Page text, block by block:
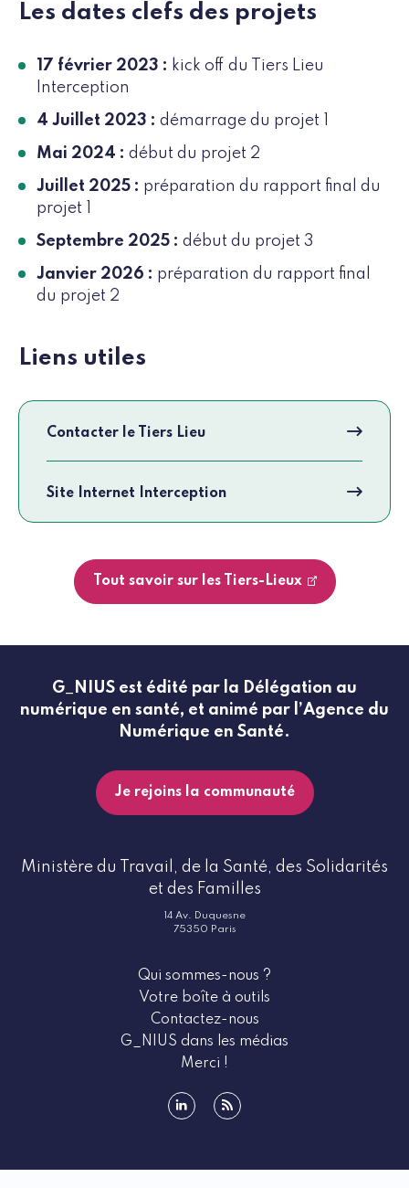
Les dates clefs des projets
17 février 2023 : kick off du Tiers Lieu
Interception
4 Juillet 2023 : démarrage du projet 1
Mai 2024 : début du projet 2
Juillet 2025 : préparation du rapport final du
projet 1
Septembre 2025 : début du projet 3
Janvier 2026 : préparation du rapport final
du projet 2
Liens utiles
Contacter le Tiers Lieu
Site Internet Interception
Tout savoir sur les Tiers-Lieux
G_NIUS est édité par la Délégation au
numérique en santé, et animé par l’Agence du
Numérique en Santé.
Je rejoins la communauté
Ministère du Travail, de la Santé, des Solidarités
et des Familles
14 Av. Duquesne
75350 Paris
Qui sommes-nous ?
Votre boîte à outils
Contactez-nous
G_NIUS dans les médias
Merci !